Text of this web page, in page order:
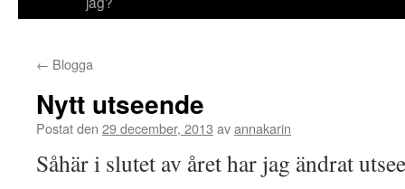
← Blogga
Nytt utseende
Postat den 29 december, 2013 avannakarin
Såhär i slutet av året har jag ändrat